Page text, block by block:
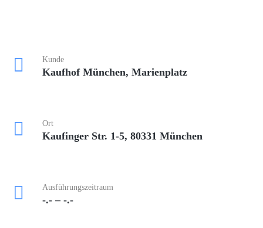
Kunde
Kaufhof München, Marienplatz
Ort
Kaufinger Str. 1-5, 80331 München
Ausführungszeitraum
-.- – -.-